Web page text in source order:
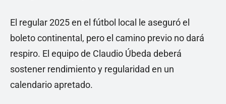
El regular 2025 en el fútbol local le aseguró el
boleto continental, pero el camino previo no dará
respiro. El equipo de Claudio Úbeda deberá
sostener rendimiento y regularidad en un
calendario apretado.